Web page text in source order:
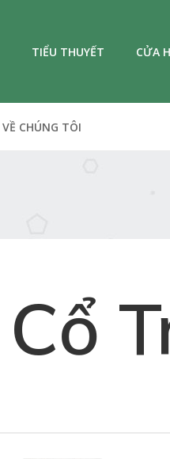
TIỂU THUYẾT CỬA
VỀ CHÚNG TÔI
Cổ